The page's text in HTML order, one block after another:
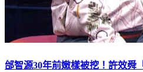
邰智源30年前嫩樣被挖！許效